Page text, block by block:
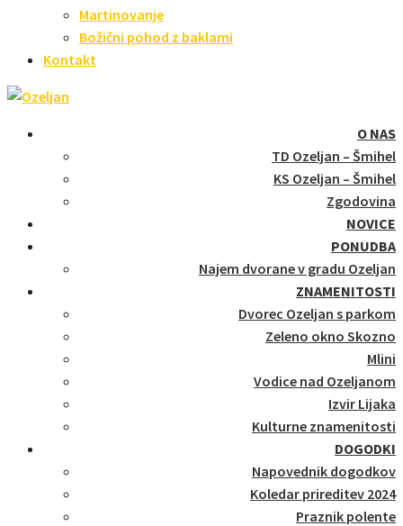
Martinovanje
Božični pohod z baklami
Kontakt
O NAS
TD Ozeljan – Šmihel
KS Ozeljan – Šmihel
Zgodovina
NOVICE
PONUDBA
Najem dvorane v gradu Ozeljan
ZNAMENITOSTI
Dvorec Ozeljan s parkom
Zeleno okno Skozno
Mlini
Vodice nad Ozeljanom
Izvir Lijaka
Kulturne znamenitosti
DOGODKI
Napovednik dogodkov
Koledar prireditev 2024
Praznik polente